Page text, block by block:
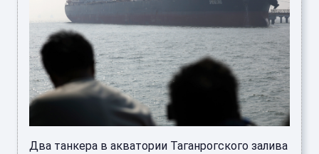
Два танкера в акватории Таганрогского залива